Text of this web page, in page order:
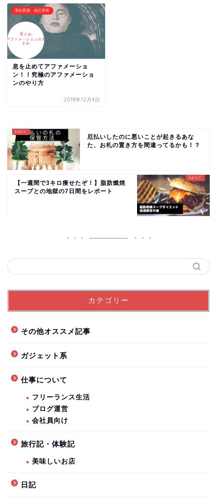
潜在意識・自己啓発
息を止めてアファメーショ
ン！！究極のアファメーショ
ンのやり方
2018年12月4日
厄払いしたのに悪いことが起きるあな
た、お札の置き方を間違ってるかも！？
【一週間で3キロ痩せたぞ！】脂肪燃焼
スープとの地獄の7日間をレポート
カテゴリー
その他オススメ記事
ガジェット系
仕事について
フリーランス生活
ブログ運営
会社員向け
旅行記・体験記
美味しいお店
日記